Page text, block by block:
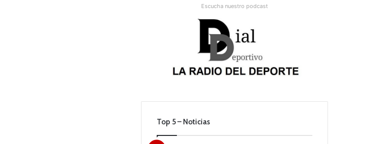
Escucha nuestro podcast
Top 5 – Noticias